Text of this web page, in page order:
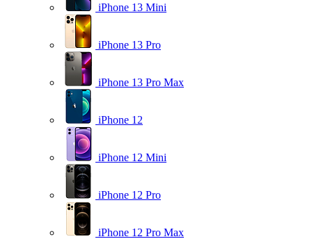
iPhone 13 Mini
iPhone 13 Pro
iPhone 13 Pro Max
iPhone 12
iPhone 12 Mini
iPhone 12 Pro
iPhone 12 Pro Max